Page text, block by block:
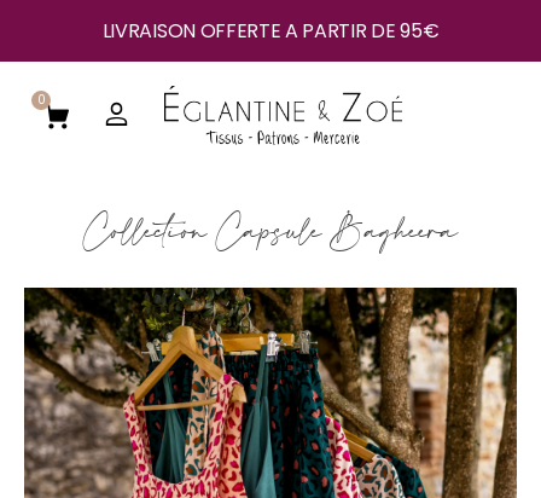
LIVRAISON OFFERTE A PARTIR DE 95€
0
Collection Capsule Bagheera